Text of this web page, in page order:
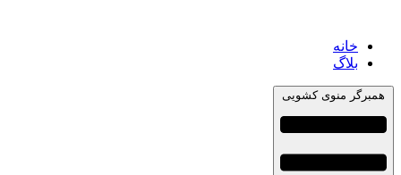
خانه
بلاگ
همبرگر منوی کشویی